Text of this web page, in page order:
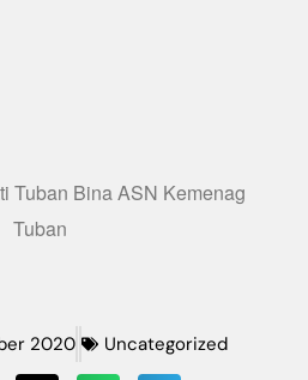
Tuban Bina ASN Kemenag
Tuban
2020 Uncategorized